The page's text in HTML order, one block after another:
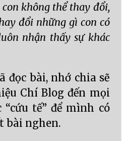
không thể thay đổi,
đổi những gì con có
nhận thấy sự khác
đọc bài, nhớ chia sẽ
Chí Blog đến mọi
tế” để mình có
bài nghen.